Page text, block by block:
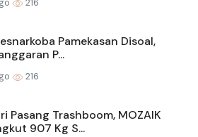
216
Pamekasan Disoal,
P...
216
Pasang Trashboom, MOZAIK
907 Kg S...